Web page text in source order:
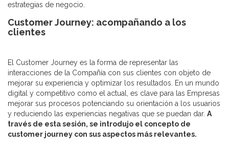
estrategias de negocio.
Customer Journey: acompañando a los
clientes
El Customer Journey es la forma de representar las
interacciones de la Compañía con sus clientes con objeto de
mejorar su experiencia y optimizar los resultados. En un mundo
digital y competitivo como el actual, es clave para las Empresas
mejorar sus procesos potenciando su orientación a los usuarios
y reduciendo las experiencias negativas que se puedan dar. A
través de esta sesión, se introdujo el concepto de
customer journey con sus aspectos más relevantes.